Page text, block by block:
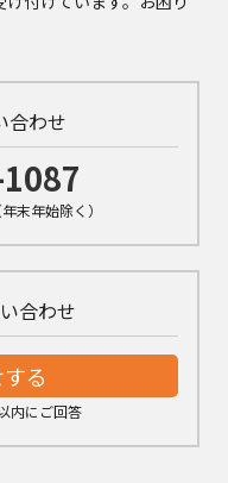
合わせ
末年始除く）
合わせ
る
内にご回答